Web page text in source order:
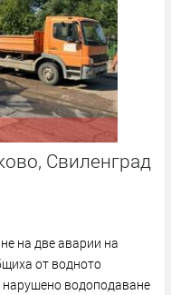
Свиленград
на две аварии на
от водното
водоподаване